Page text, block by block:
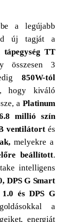
a legújabb
új tagját a
TT
összesen 3
850W-tól
hogy kiváló
a Platinum
millió szín
ventilátortés
melyekre a
beállított.
intelligens
DPS G Smart
és DPS G
a
energiát